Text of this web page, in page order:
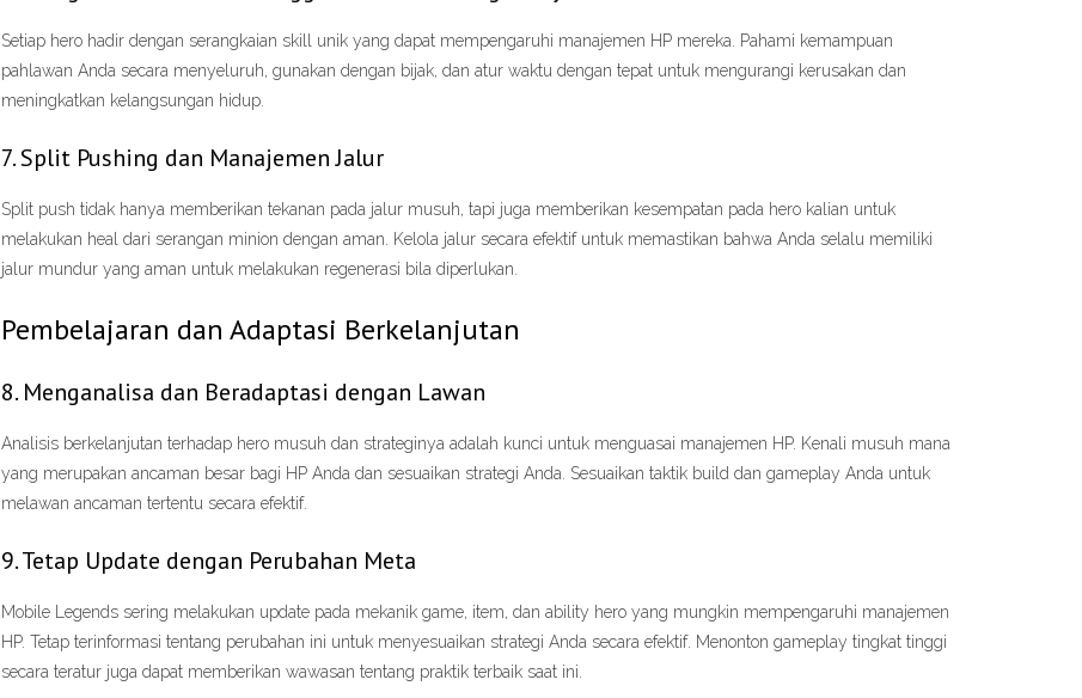
Setiap hero hadir dengan serangkaian skill unik yang dapat mempengaruhi manajemen HP mereka. Pahami kemampuan
pahlawan Anda secara menyeluruh, gunakan dengan bijak, dan atur waktu dengan tepat untuk mengurangi kerusakan dan
meningkatkan kelangsungan hidup.
7. Split Pushing dan Manajemen Jalur
Split push tidak hanya memberikan tekanan pada jalur musuh, tapi juga memberikan kesempatan pada hero kalian untuk
melakukan heal dari serangan minion dengan aman. Kelola jalur secara efektif untuk memastikan bahwa Anda selalu memiliki
jalur mundur yang aman untuk melakukan regenerasi bila diperlukan.
Pembelajaran dan Adaptasi Berkelanjutan
8. Menganalisa dan Beradaptasi dengan Lawan
Analisis berkelanjutan terhadap hero musuh dan strateginya adalah kunci untuk menguasai manajemen HP. Kenali musuh mana
yang merupakan ancaman besar bagi HP Anda dan sesuaikan strategi Anda. Sesuaikan taktik build dan gameplay Anda untuk
melawan ancaman tertentu secara efektif.
9. Tetap Update dengan Perubahan Meta
Mobile Legends sering melakukan update pada mekanik game, item, dan ability hero yang mungkin mempengaruhi manajemen
HP. Tetap terinformasi tentang perubahan ini untuk menyesuaikan strategi Anda secara efektif. Menonton gameplay tingkat tinggi
secara teratur juga dapat memberikan wawasan tentang praktik terbaik saat ini.